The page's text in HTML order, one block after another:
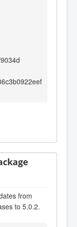
from
to 5.0.2.